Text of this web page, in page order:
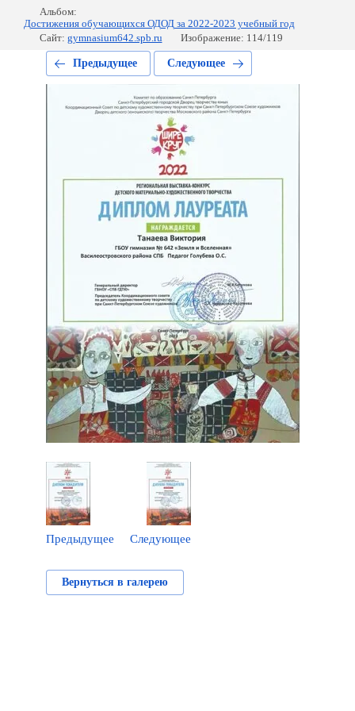
Альбом:
Достижения обучающихся ОДОД за 2022-2023 учебный год
Сайт: gymnasium642.spb.ru Изображение: 114/119
Предыдущее Следующее
Предыдущее Следующее
Вернуться в галерею